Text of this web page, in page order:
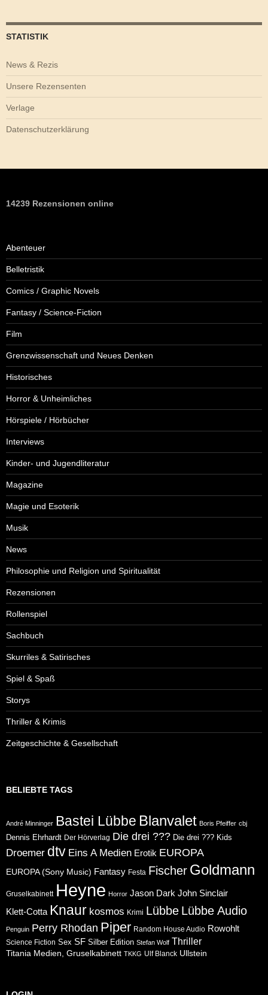
STATISTIK
News & Rezis
Unsere Rezensenten
Verlage
Datenschutzerklärung
14239 Rezensionen online
Abenteuer
Belletristik
Comics / Graphic Novels
Fantasy / Science-Fiction
Film
Grenzwissenschaft und Neues Denken
Historisches
Horror & Unheimliches
Hörspiele / Hörbücher
Interviews
Kinder- und Jugendliteratur
Magazine
Magie und Esoterik
Musik
News
Philosophie und Religion und Spiritualität
Rezensionen
Rollenspiel
Sachbuch
Skurriles & Satirisches
Spiel & Spaß
Storys
Thriller & Krimis
Zeitgeschichte & Gesellschaft
BELIEBTE TAGS
André Minninger Bastei Lübbe Blanvalet Boris Pfeiffer cbj
Dennis Ehrhardt Der Hörverlag Die drei ??? Die drei ??? Kids
Droemer dtv Eins A Medien Erotik EUROPA
EUROPA (Sony Music) Fantasy Festa Fischer Goldmann
Gruselkabinett Heyne Horror Jason Dark John Sinclair
Klett-Cotta Knaur kosmos Krimi Lübbe Lübbe Audio
Penguin Perry Rhodan Piper Random House Audio Rowohlt
Science Fiction Sex SF Silber Edition Stefan Wolf Thriller
Titania Medien, Gruselkabinett TKKG Ulf Blanck Ullstein